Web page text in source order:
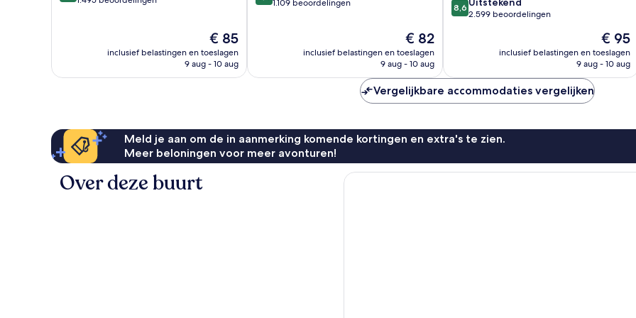
beoordelingen
De
prijs
is
€ 85
inclusief belastingen en toeslagen
9 aug - 10 aug
van
beoordelingen
1.109 beoordelingen
De
prijs
is
€ 82
inclusief belastingen en toeslagen
9 aug - 10 aug
van
8,6
2.599 beoordelingen
De
prijs
is
€ 95
inclusief belastingen en toeslagen
9 aug - 10 aug
Vergelijkbare accommodaties vergelijken
Meld je aan om de in aanmerking komende kortingen en extra's te zien.
Meer beloningen voor meer avonturen!
Over deze buurt